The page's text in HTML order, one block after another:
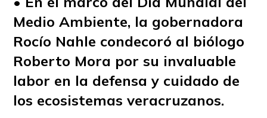
Medio Ambiente, la gobernadora
Rocío Nahle condecoró al biólogo
Roberto Mora por su invaluable
labor en la defensa y cuidado de
los ecosistemas veracruzanos.